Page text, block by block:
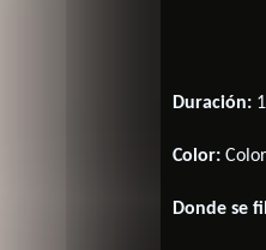
Duración:
Color: Color
Donde se